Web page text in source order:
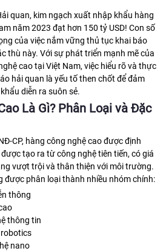
quan, kim ngạch xuất nhập khẩu hàng
năm 2023 đạt hơn 150 tỷ USD! Con số
của việc nắm vững thủ tục khai báo
thù này. Với sự phát triển mạnh mẽ của
cao tại Việt Nam, việc hiểu rõ và thực
hải quan là yếu tố then chốt để đảm
diễn ra suôn sẻ.
Là Gì? Phân Loại và Đặc
CP, hàng công nghệ cao được định
tạo ra từ công nghệ tiên tiến, có giá
vượt trội và thân thiện với môi trường.
được phân loại thành nhiều nhóm chính:
thông
thông tin
nano